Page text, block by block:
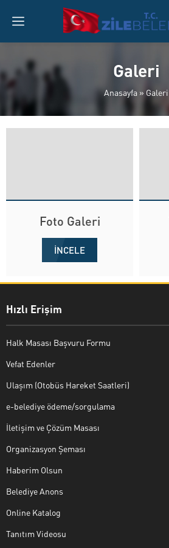
Galeri
Anasayfa » Galeri
Foto Galeri
İNCELE
Hızlı Erişim
Halk Masası Başvuru Formu
Vefat Edenler
Ulaşım (Otobüs Hareket Saatleri)
e-belediye ödeme/sorgulama
İletişim ve Çözüm Masası
Organizasyon Şeması
Haberim Olsun
Belediye Anons
Online Katalog
Tanıtım Videosu